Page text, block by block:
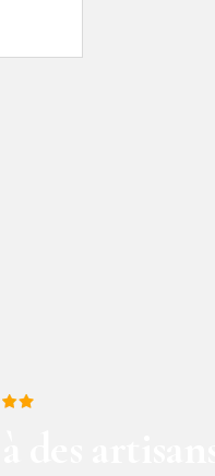
des artisans